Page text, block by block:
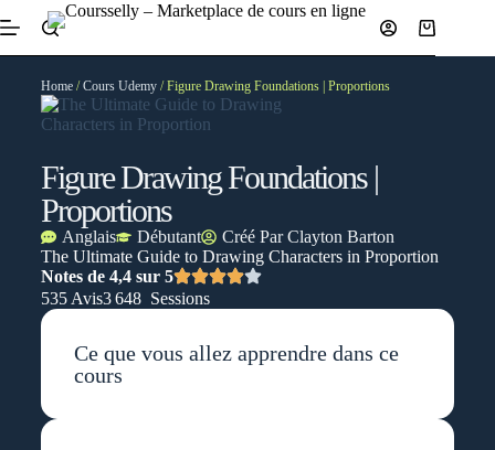
Home/Cours Udemy/ Figure Drawing Foundations | Proportions
Figure Drawing Foundations |
Proportions
Anglais Débutant Créé ParClayton Barton
The Ultimate Guide to Drawing Characters in Proportion
Notes de 4,4 sur 5
535 Avis3 648 Sessions
Ce que vous allez apprendre dans ce
cours